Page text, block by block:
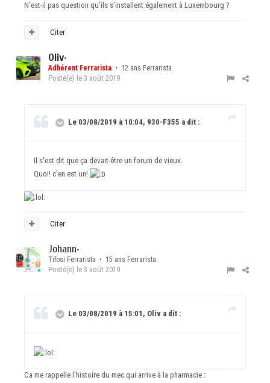
N’est-il pas question qu’ils s’installent également à Luxembourg ?
Citer
Oliv•
Adhérent Ferrarista • 12 ans Ferrarista
Posté(e) le 3 août 2019
Le 03/08/2019 à 10:04, 930-F355 a dit :
Il s'est dit que ça devait-être un forum de vieux.
Quoi! c'en est un!
Citer
Johann•
Tifosi Ferrarista • 15 ans Ferrarista
Posté(e) le 3 août 2019
Le 03/08/2019 à 15:01, Oliv a dit :
Ca me rappelle l'histoire du mec qui arrive à la pharmacie :